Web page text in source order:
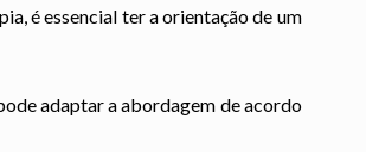
é essencial ter a orientação de um
adaptar a abordagem de acordo